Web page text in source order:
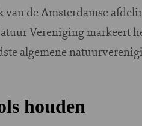
de Amsterdamse
Vereniging markeert
algemene
houden